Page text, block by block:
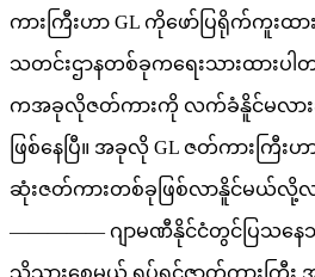
ကားကြီးဟာ GL ကိုဖော်ပြရိုက်ကူး
သတင်းဌာနတစ်ခုကရေးသားထားပါ
ကအခုလိုဇတ်ကားကို လက်ခံနိူင်မလား
ဖြစ်နေပြီ။ အခုလို GL ဇတ်ကားကြီးဟ
ဆုံးဇတ်ကားတစ်ခုဖြစ်လာနိူင်မယ်လို့လ
————— ဂျာမဏီနိုင်ငံတွင်ပြသနေ
သိသွားစေမယ့် ရုပ်ရှင်ဇာတ်ကားကြီး